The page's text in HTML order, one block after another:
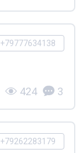
+79777634138
424 3
+79262283179